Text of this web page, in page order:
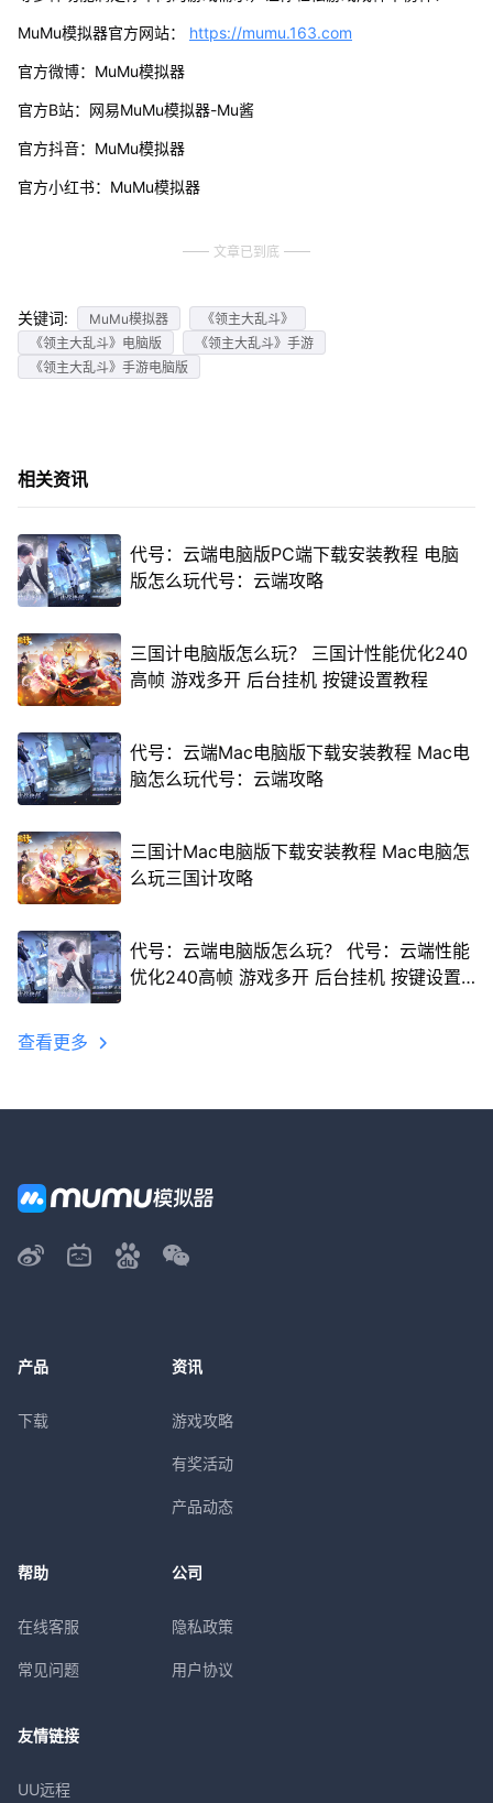
MuMu模拟器官方网站： https://mumu.163.com
官方微博：MuMu模拟器
官方B站：网易MuMu模拟器-Mu酱
官方抖音：MuMu模拟器
官方小红书：MuMu模拟器
文章已到底
关键词: MuMu模拟器
《领主大乱斗》
《领主大乱斗》电脑版
《领主大乱斗》手游
《领主大乱斗》手游电脑版
相关资讯
代号：云端电脑版PC端下载安装教程 电脑
版怎么玩代号：云端攻略
三国计电脑版怎么玩？ 三国计性能优化240
高帧 游戏多开 后台挂机 按键设置教程
代号：云端Mac电脑版下载安装教程 Mac电
脑怎么玩代号：云端攻略
三国计Mac电脑版下载安装教程 Mac电脑怎
么玩三国计攻略
代号：云端电脑版怎么玩？ 代号：云端性能
优化240高帧 游戏多开 后台挂机 按键设置
查看更多
产品
下载
资讯
游戏攻略
有奖活动
产品动态
帮助
在线客服
常见问题
公司
隐私政策
用户协议
友情链接
UU远程